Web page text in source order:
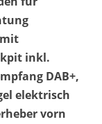
inkl.
DAB+,
elektrisch
vorn